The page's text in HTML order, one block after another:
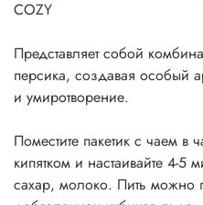
COZY
Представляет собой
персика, создавая особый
и умиротворение.
Поместите пакетик с чаем в
кипятком и настаивайте 4-
сахар, молоко. Пить можно